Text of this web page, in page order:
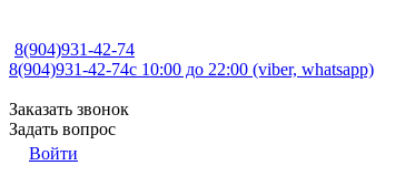
8(904)931-42-74
8(904)931-42-74с 10:00 до 22:00 (viber, whatsapp)
Заказать звонок
Задать вопрос
Войти